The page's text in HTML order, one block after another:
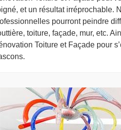
et un résultat irréprochable.
pourront peindre
toiture, façade, mur, etc.
Toiture et Façade pour